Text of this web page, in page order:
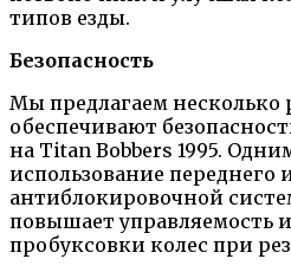
типов езды.
Безопасность
Мы предлагаем
обеспечивают
на Titan Bobbers 1995.
использование переднего
антиблокировочной
повышает управляемость
пробуксовки колес при